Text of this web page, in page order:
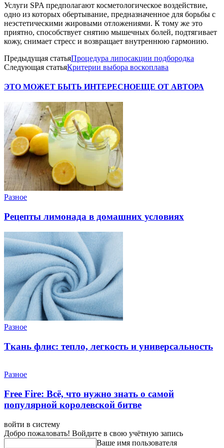
Услуги SPA предполагают косметологическое воздействие,
одно из которых обертывание, предназначенное для борьбы с
неэстетическими жировыми отложениями. К тому же это
приятно, способствует снятию мышечных болей, подтягивает
кожу, снимает стресс и возвращает внутреннюю гармонию.
Предыдущая статьяПроцедура липосакции подбородка
Следующая статьяКритерии выбора воскоплава
ЭТО МОЖЕТ БЫТЬ ИНТЕРЕСНОЕЩЕ ОТ АВТОРА
Разное
Рецепты лимонада в домашних условиях
Разное
Ткань флис: тепло, легкость и универсальность
Разное
Free Fire: Всё, что нужно знать о самой
популярной королевской битве
войти в систему
Добро пожаловать! Войдите в свою учётную запись
Ваше имя пользователя